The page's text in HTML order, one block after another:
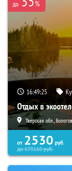
до %
16:49:23
Отдых в
Тверская обл.,
от 2530 руб.
до173110руб.